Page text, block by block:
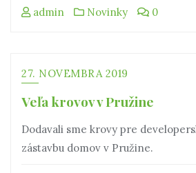
admin Novinky 0
27. NOVEMBRA 2019
Veľa krovov v Pružine
Dodavali sme krovy pre
zástavbu domov v Pružine.